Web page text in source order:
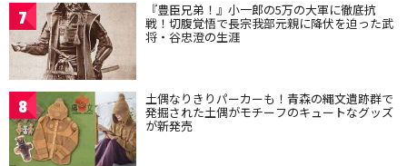
7 『豊臣兄弟！』小一郎の5万の大軍に徹底抗
戦！切腹覚悟で長宗我部元親に降伏を迫った武
将・谷忠澄の生涯
8 土偶なりきりパーカーも！青森の縄文遺跡群で
発掘された土偶がモチーフのキュートなグッズ
が新発売